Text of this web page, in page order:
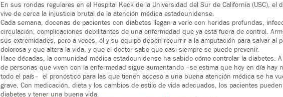
En sus rondas regulares en el Hospital Keck de la Universidad del Sur de California (USC), el
vive de cerca la injusticia brutal de la atención médica estadounidense.
Cada semana, docenas de pacientes con diabetes llegan a verlo con heridas profundas,
circulación, complicaciones debilitantes de una enfermedad que ya está fuera de control.
sus extremidades, pero a veces, él y su equipo deben recurrir a la amputación para salvar al
dolorosa y que altera la vida, y que el doctor sabe que casi siempre se puede prevenir.
Hace décadas, la comunidad médica estadounidense ha sabido cómo controlar la diabetes.
de personas que viven con la enfermedad sigue aumentando –se estima que hoy en día hay
todo el país– el pronóstico para las que tienen acceso a una buena atención médica se ha
grave. Con medicación, dieta y los cambios de estilo de vida adecuados, los pacientes
diabetes y tener una buena vida.